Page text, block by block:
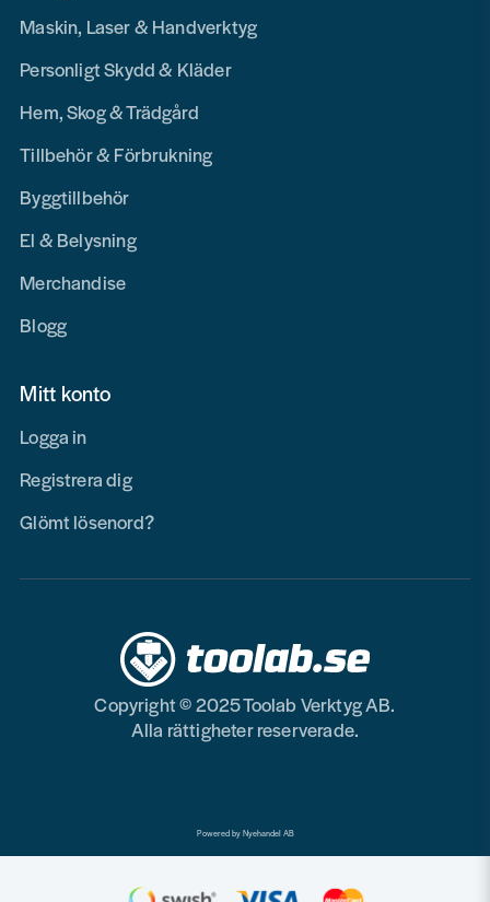
Maskin, Laser & Handverktyg
Personligt Skydd & Kläder
Hem, Skog & Trädgård
Tillbehör & Förbrukning
Byggtillbehör
El & Belysning
Merchandise
Blogg
Mitt konto
Logga in
Registrera dig
Glömt lösenord?
Copyright © 2025 Toolab Verktyg AB.
Alla rättigheter reserverade.
Powered by Nyehandel AB